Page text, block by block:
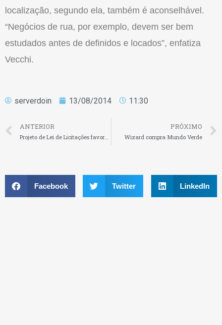
localização, segundo ela, também é acon­selhável.
“Negócios de rua, por exemplo, devem ser bem
estudados antes de defi­nidos e locados”, enfatiza
Vecchi.
serverdoin 13/08/2014 11:30
ANTERIOR PRÓXIMO
Wizard compra Mundo Verde
Facebook Twitter LinkedIn